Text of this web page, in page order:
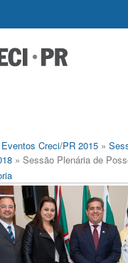
Eventos Creci/PR 2015 »
» Sessão Plenária de